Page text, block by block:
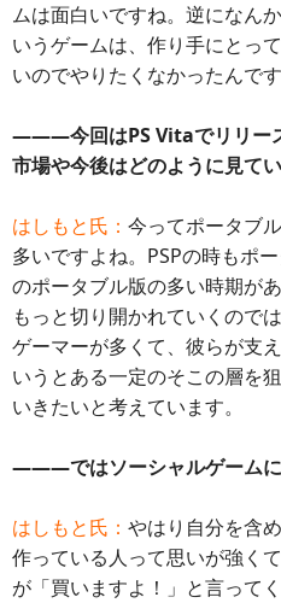
ムは面白いですね。逆になん
いうゲームは、作り手にとっ
いのでやりたくなかったんです
―――今回はPS Vitaでリリー
市場や今後はどのように見てい
はしもと氏： 今ってポータブ
多いですよね。PSPの時もポ
のポータブル版の多い時期が
もっと切り開かれていくので
ゲーマーが多くて、彼らが支
いうとある一定のそこの層を
いきたいと考えています。
―――ではソーシャルゲームに
はしもと氏： やはり自分を含
作っている人って思いが強く
が「買いますよ！」と言って